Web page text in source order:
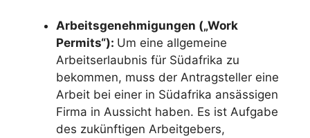
Arbeitsgenehmigungen („Work
Permits“): Um eine allgemeine
Arbeitserlaubnis für Südafrika zu
bekommen, muss der Antragsteller eine
Arbeit bei einer in Südafrika ansässigen
Firma in Aussicht haben. Es ist Aufgabe
des zukünftigen Arbeitgebers,